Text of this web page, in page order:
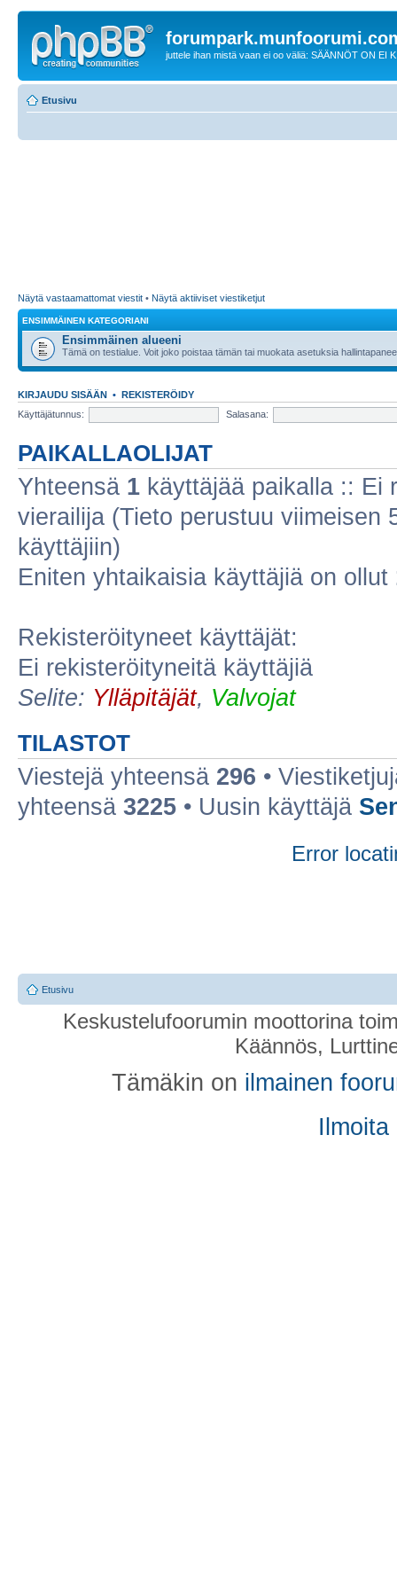
juttele ihan mistä vaan ei oo väliä: SÄÄNNÖT ON EI
Etusivu
Näytä vastaamattomat viestit • Näytä aktiiviset viestiketjut
ENSIMMÄINEN KATEGORIANI
Ensimmäinen alueeni
Tämä on testialue. Voit joko poistaa tämän tai muokata asetuksia
KIRJAUDU SISÄÄN • REKISTERÖIDY
Käyttäjätunnus:
Salasana:
PAIKALLAOLIJAT
Yhteensä 1 käyttäjää paikalla :: Ei
vierailija (Tieto perustuu viimeisen
käyttäjiin)
Eniten yhtaikaisia käyttäjiä on ollut
Rekisteröityneet käyttäjät:
Ei rekisteröityneitä käyttäjiä
Selite: Ylläpitäjät, Valvojat
TILASTOT
Viestejä yhteensä 296 •
yhteensä 3225 • Uusin käyttäjä
Error
Etusivu
Keskustelufoorumin moottorina
Käännös,
Tämäkin on ilmainen